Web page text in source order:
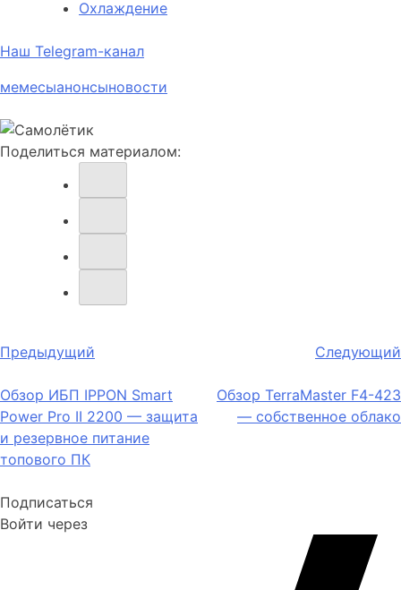
Охлаждение
Наш Telegram-канал
мемесыанонсыновости
Поделиться материалом:
Навигация
записям
Предыдущий
Обзор ИБП IPPON Smart
Power Pro II 2200 — защита
и резервное питание
топового ПК
Следующий
Обзор TerraMaster F4-423
— собственное облако
Подписаться
Войти через